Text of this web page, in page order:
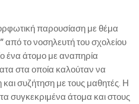
παρουσίαση με θέμα
από το νοσηλευτή του σχολείου
ένα άτομο με αναπηρία
στα οποία καλούταν να
συζήτηση με τους μαθητές. Η
συγκεκριμένα άτομα και στους